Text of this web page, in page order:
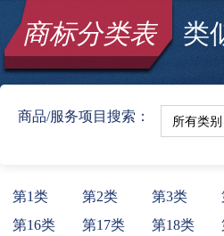
商标分类表类似
商品/服务项目搜索：
第1类 第2类 第3类
第16类
第17类 第18类